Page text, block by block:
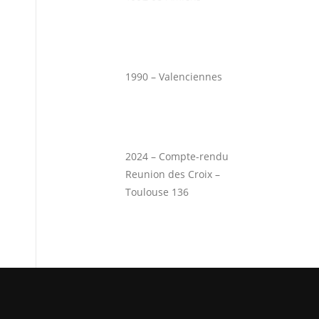
1990 – Valenciennes
2024 – Compte-rendu
Reunion des Croix –
Toulouse 136